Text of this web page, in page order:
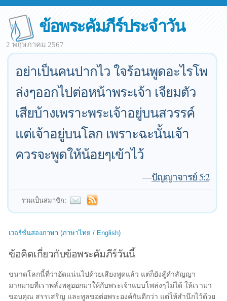
ข้อพระคัมภีร์ประจำวัน
2 พฤษภาคม 2567
อย่าเป็นคนปากไว ใจร้อนพูดอะไรโพ
ล่งๆออกไปต่อหน้าพระเจ้า เจียมตัว
เสียบ้างเพราะพระเจ้าอยู่บนสวรรค์
แต่เจ้าอยู่บนโลก เพราะฉะนั้นเจ้า
ควรจะพูดให้น้อยๆเข้าไว้
—ปัญญาจารย์ 5:2
ร่วมเป็นสมาชิก:
เวอร์ชั่นสองภาษา (ภาษาไทย / English)
ข้อคิดเกี่ยวกับข้อพระคัมภีร์วันนี้
ขนาดโลกนี้ที่ว่าอัดแน่นไปด้วยเสียงพูดแล้ว แต่ก็ยังสู้คำสัญญา
มากมายที่เราพลั่งพลูออกมาให้กับพระเจ้าแบบโพล่งๆไม่ได้ ให้เรามา
ขอบคุณ สรรเสริญ และทูลขอต่อพระองค์กันดีกว่า แต่ให้สำนึกไว้ด้วย